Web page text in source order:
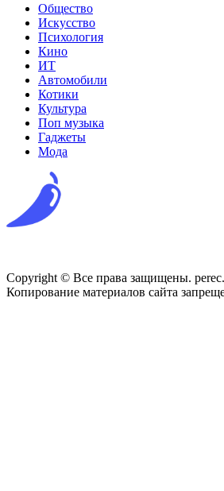
Общество
Искусство
Психология
Кино
ИТ
Автомобили
Котики
Культура
Поп музыка
Гаджеты
Мода
Copyright © Все права защищены.
Копирование материалов сайта